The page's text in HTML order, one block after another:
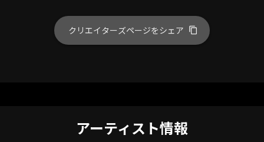
クリエイターズページをシェア
アーティスト情報